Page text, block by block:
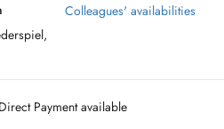
Colleagues' availabilities
Payment available